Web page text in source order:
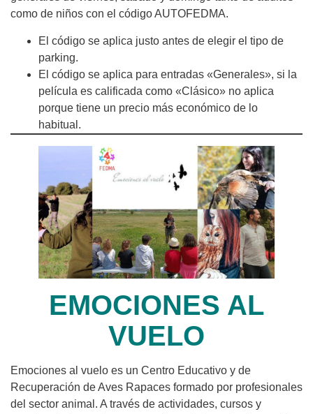
como de niños con el código AUTOFEDMA.
El código se aplica justo antes de elegir el tipo de
parking.
El código se aplica para entradas «Generales», si la
película es calificada como «Clásico» no aplica
porque tiene un precio más económico de lo
habitual.
EMOCIONES AL
VUELO
Emociones al vuelo es un Centro Educativo y de
Recuperación de Aves Rapaces formado por profesionales
del sector animal. A través de actividades, cursos y